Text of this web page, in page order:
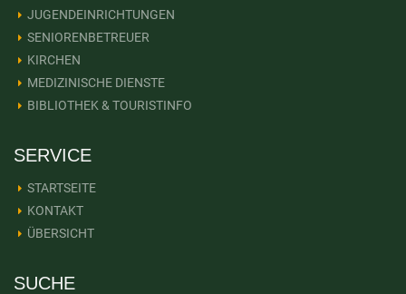
JUGENDEINRICHTUNGEN
SENIORENBETREUER
KIRCHEN
MEDIZINISCHE DIENSTE
BIBLIOTHEK & TOURISTINFO
SERVICE
STARTSEITE
KONTAKT
ÜBERSICHT
SUCHE